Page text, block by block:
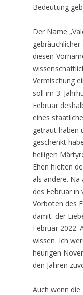
Bedeutung
Der Name
diesen
Vermischung
soll im 3.
Februar
eines
getraut haben
geschenkt
heiligen
Ehen hielten
als andere.
des Februar in
Vorboten des
damit: der
Februar 2022.
wissen. Ich
heurigen
den Jahren
Auch wenn